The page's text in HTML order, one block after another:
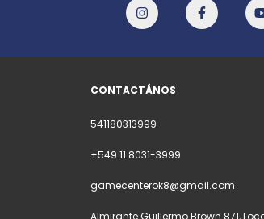
CONTACTÁNOS
541180313999
+549 11 8031-3999
gamecenterok8@gmail.com
Almirante Guillermo Brown 871,